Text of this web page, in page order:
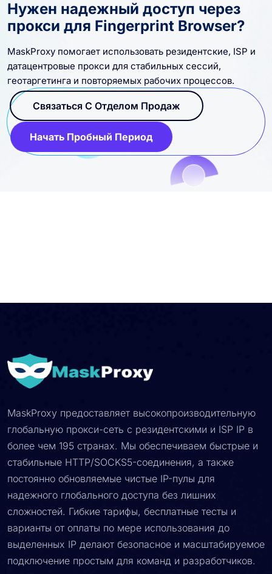
Нужен надежный доступ через
прокси для Fingerprint Browser?
MaskProxy помогает использовать резидентские, ISP и
датацентровые прокси для стабильных сессий,
геотаргетинга и повторяемых рабочих процессов.
Связаться С Отделом Продаж
Начать Пробный Период
MaskProxy предоставляет высокопроизводительную
глобальную прокси-сеть с резидентскими и ISP IP в
более чем 195 странах. Мы обеспечиваем быстрые и
стабильные HTTP/SOCKS5-соединения, а также
постоянно обновляемые чистые IP-пулы для
надежного глобального доступа без лишних
сложностей. Гибкие тарифы, бесплатные тесты и
варианты от оплаты по мере использования до
выделенных IP делают безопасное и масштабируемое
подключение простым для команд и разработчиков.